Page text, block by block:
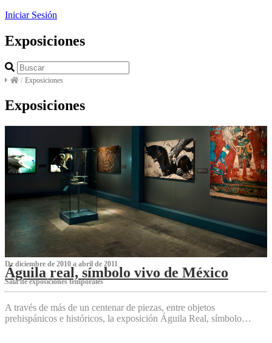
Iniciar Sesión
Exposiciones
/ Exposiciones
Exposiciones
De diciembre de 2010 a abril de 2011
Águila real, símbolo vivo de México
Sala de exposiciones temporales
A través de más de un centenar de piezas, entre objetos
prehispánicos e históricos, la exposición Águila Real, símbolo…